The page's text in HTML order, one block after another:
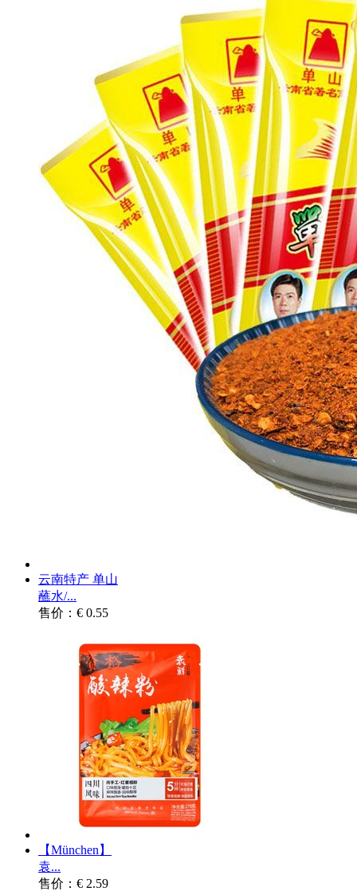
云南特产 单山
蘸水/...
售价：€ 0.55
【München】
袁...
售价：€ 2.59